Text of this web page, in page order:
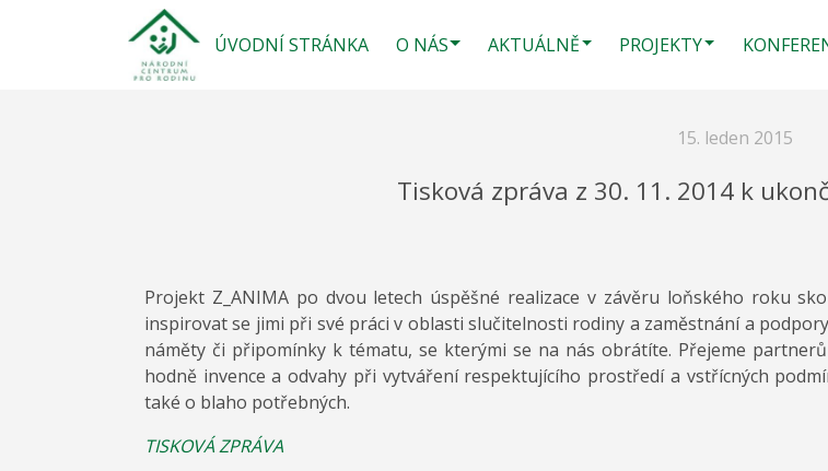
ÚVODNÍ STRÁNKA O NÁS AKTUÁLNĚ PROJEKTY
15. leden 2015
Tisková zpráva z 30. 11. 2014 k
Projekt Z_ANIMA po dvou letech úspěšné realizace v závěru loňského roku
inspirovat se jimi při své práci v oblasti slučitelnosti rodiny a zaměstnání a
náměty či připomínky k tématu, se kterými se na nás obrátíte. Přejeme
hodně invence a odvahy při vytváření respektujícího prostředí a vstřícných
také o blaho potřebných.
TISKOVÁ ZPRÁVA